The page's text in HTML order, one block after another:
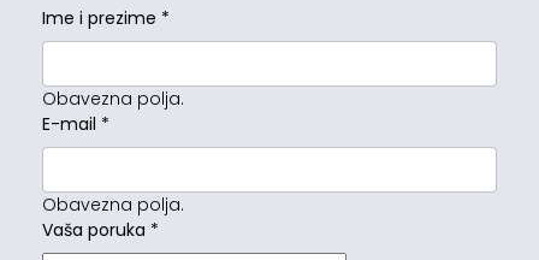
Ime i prezime *
Obavezna polja.
E-mail *
Obavezna polja.
Vaša poruka *